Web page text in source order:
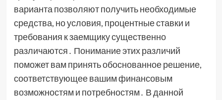
варианта позволяют получить необходимые
средства, но условия, процентные ставки и
требования к заемщику существенно
различаются․ Понимание этих различий
поможет вам принять обоснованное решение,
соответствующее вашим финансовым
возможностям и потребностям․ В данной